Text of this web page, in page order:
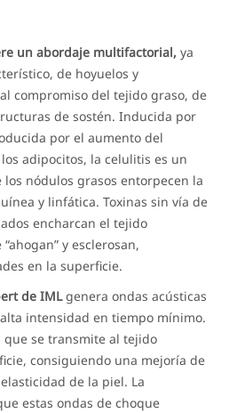
un abordaje multifactorial, ya
de hoyuelos y
compromiso del tejido graso, de
de sostén. Inducida por
por el aumento del
adipocitos, la celulitis es un
nódulos grasos entorpecen la
y linfática. Toxinas sin vía de
encharcan el tejido
y esclerosan,
en la superficie.
de IMLgenera ondas acústicas
intensidad en tiempo mínimo.
se transmite al tejido
consiguiendo una mejoría de
de la piel. La
estas ondas de choque